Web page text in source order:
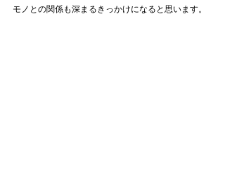
モノとの関係も深まるきっかけになると思います。